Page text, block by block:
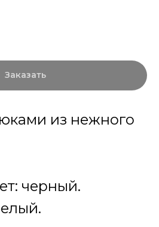
Заказать
из нежного
черный.